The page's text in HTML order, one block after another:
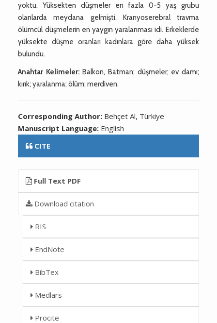
yoktu. Yüksekten düşmeler en fazla 0-5 yaş grubu
olanlarda meydana gelmişti. Kranyoserebral travma
ölümcül düşmelerin en yaygın yaralanması idi. Erkeklerde
yüksekte düşme oranları kadınlara göre daha yüksek
bulundu.
Anahtar Kelimeler: Balkon, Batman; düşmeler; ev damı;
kırık; yaralanma; ölüm; merdiven.
Corresponding Author: Behçet Al, Türkiye
Manuscript Language: English
CITE
Full Text PDF
Download citation
RIS
EndNote
BibTex
Medlars
Procite